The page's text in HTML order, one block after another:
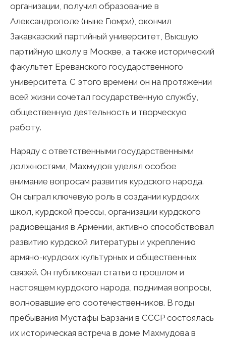
организации, получил образование в
Александрополе (ныне Гюмри), окончил
Закавказский партийный университет, Высшую
партийную школу в Москве, а также исторический
факультет Ереванского государственного
университета. С этого времени он на протяжении
всей жизни сочетал государственную службу,
общественную деятельность и творческую
работу.
Наряду с ответственными государственными
должностями, Махмудов уделял особое
внимание вопросам развития курдского народа.
Он сыграл ключевую роль в создании курдских
школ, курдской прессы, организации курдского
радиовещания в Армении, активно способствовал
развитию курдской литературы и укреплению
армяно-курдских культурных и общественных
связей. Он публиковал статьи о прошлом и
настоящем курдского народа, поднимая вопросы,
волновавшие его соотечественников. В годы
пребывания Мустафы Барзани в СССР состоялась
их историческая встреча в доме Махмудова в